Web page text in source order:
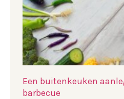
Een buitenkeuken
barbecue